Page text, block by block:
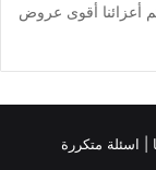
أعزائنا أقوى عروض
اسئلة متكررة